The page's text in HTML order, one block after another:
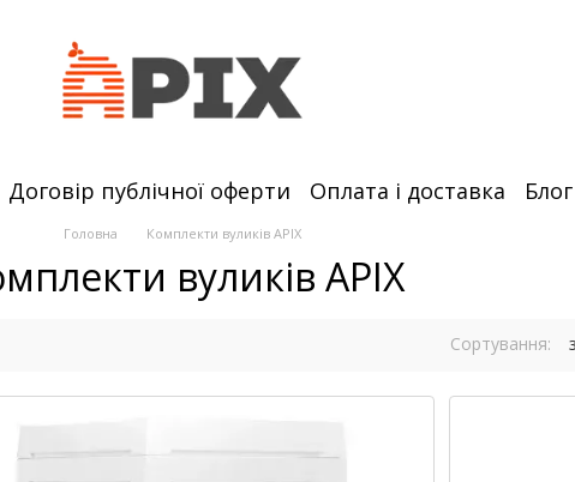
Договір публічної оферти Оплата і доставка Блог
Головна Комплекти вуликів APIX
вуликів APIX
Сортування: